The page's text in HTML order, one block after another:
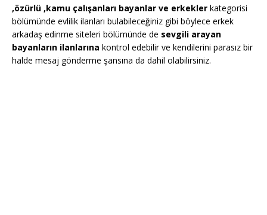
,özürlü ,kamu çalışanları bayanlar ve erkekler kategorisi
bölümünde evlilik ilanları bulabileceğiniz gibi böylece erkek
arkadaş edinme siteleri bölümünde de sevgili arayan
bayanların ilanlarına kontrol edebilir ve kendilerini parasız bir
halde mesaj gönderme şansına da dahil olabilirsiniz.